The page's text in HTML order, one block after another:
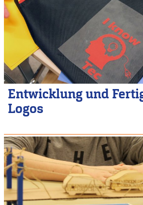
Entwicklung und
Logos